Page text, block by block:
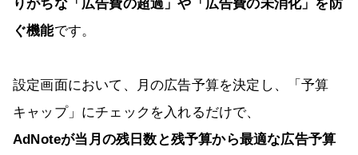
りがちな「広告費の超過」や「広告費の未消化」を防
ぐ機能です。
設定画面において、月の広告予算を決定し、「予算
キャップ」にチェックを入れるだけで、
AdNoteが当月の残日数と残予算から最適な広告予算